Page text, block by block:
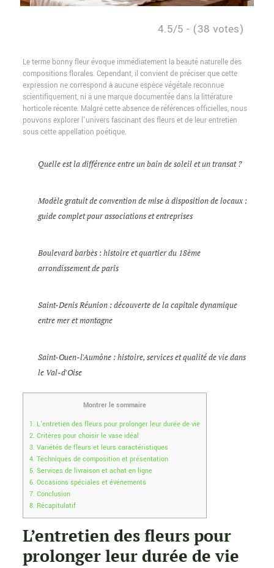
4.5/5 - (38 votes)
Le terme bonny fleur évoque immédiatement la beauté naturelle des
compositions florales. Cependant, il convient de préciser que cette
expression ne correspond à aucune espèce végétale reconnue
scientifiquement, ni à une marque documentée dans la littérature
horticole récente. Malgré cette absence de références officielles, nous
pouvons explorer l’univers fascinant des fleurs et de leur entretien
sous cette appellation poétique.
Quelle est la différence entre un bain de soleil et un transat ?
Modèle gratuit de convention de mise à disposition de locaux :
guide complet pour associations et entreprises
Boulevard barbès : histoire et quartier du 18ème
arrondissement de paris
Saint-Denis Réunion : découverte de la capitale dynamique
entre mer et montagne
Saint-Ouen-l'Aumône : histoire, services et qualité de vie dans
le Val-d'Oise
Montrer le sommaire
1. L’entretien des fleurs pour prolonger leur durée de vie
2. Critères pour choisir le vase idéal
3. Variétés de fleurs et leurs caractéristiques
4. Techniques de composition et présentation
5. Services de livraison et achat en ligne
6. Occasions spéciales et événements
7. Conclusion
8. Récapitulatif
L’entretien des fleurs pour
prolonger leur durée de vie